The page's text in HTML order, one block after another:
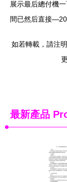
展示最后總付機
間已然后直接
如若轉載，請注
最新產品